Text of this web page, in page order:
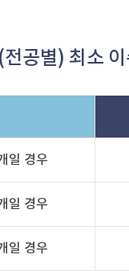
공별) 최소
일 경우
일 경우
일 경우